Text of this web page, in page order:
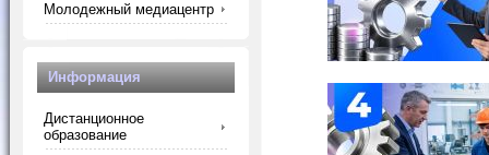
Молодежный медиацентр
Информация
Дистанционное
образование